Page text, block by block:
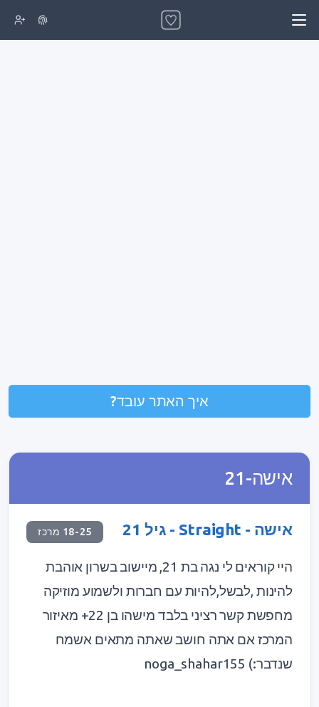
איך האתר עובד?
אישה-21
אישה - Straight - גיל 21 18-25 מרכז
היי קוראים לי נגה בת 21, מיישוב בשרון אוהבת
להינות ,לבשל,להיות עם חברות ולשמוע מוזיקה
מחפשת קשר רציני בלבד מישהו בן 22+ מאיזור
המרכז אם אתה חושב שאתה מתאים אשמח
שנדבר:) noga_shahar155